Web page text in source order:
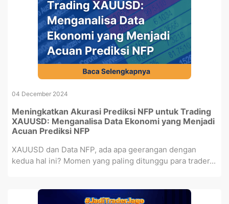
04 December 2024
Meningkatkan Akurasi Prediksi NFP untuk Trading
XAUUSD: Menganalisa Data Ekonomi yang Menjadi
Acuan Prediksi NFP
XAUUSD dan Data NFP, ada apa geerangan dengan
kedua hal ini? Momen yang paling ditunggu para trader...